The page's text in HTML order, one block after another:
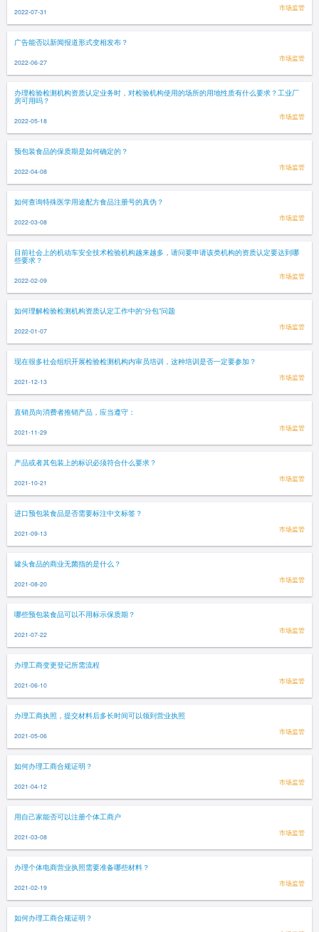
2022-07-31 市场监管
广告能否以新闻报道形式变相发布？
2022-06-27 市场监管
办理检验检测机构资质认定业务时，对检验机构使用的场所的用地性质有什么要求？工业厂
房可用吗？
2022-05-18 市场监管
预包装食品的保质期是如何确定的？
2022-04-08 市场监管
如何查询特殊医学用途配方食品注册号的真伪？
2022-03-08 市场监管
目前社会上的机动车安全技术检验机构越来越多，请问要申请该类机构的资质认定要达到哪
些要求？
2022-02-09 市场监管
如何理解检验检测机构资质认定工作中的“分包”问题
2022-01-07 市场监管
现在很多社会组织开展检验检测机构内审员培训，这种培训是否一定要参加？
2021-12-13 市场监管
直销员向消费者推销产品，应当遵守：
2021-11-29 市场监管
产品或者其包装上的标识必须符合什么要求？
2021-10-21 市场监管
进口预包装食品是否需要标注中文标签？
2021-09-13 市场监管
罐头食品的商业无菌指的是什么？
2021-08-20 市场监管
哪些预包装食品可以不用标示保质期？
2021-07-22 市场监管
办理工商变更登记所需流程
2021-06-10 市场监管
办理工商执照，提交材料后多长时间可以领到营业执照
2021-05-06 市场监管
如何办理工商合规证明？
2021-04-12 市场监管
用自己家能否可以注册个体工商户
2021-03-08 市场监管
办理个体电商营业执照需要准备哪些材料？
2021-02-19 市场监管
如何办理工商合规证明？